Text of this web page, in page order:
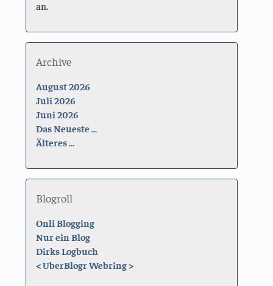
an.
Archive
August 2026
Juli 2026
Juni 2026
Das Neueste ...
Älteres ...
Blogroll
Onli Blogging
Nur ein Blog
Dirks Logbuch
<UberBlogr Webring>